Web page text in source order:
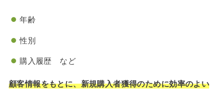
年齢
性別
購入履歴 など
顧客情報をもとに、新規購入者獲得のために効率のよい